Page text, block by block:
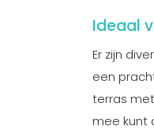
Ideaal
Er zijn
een
terras met
mee kunt